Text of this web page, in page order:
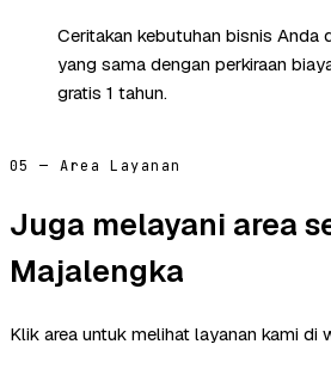
Ceritakan kebutuhan bisnis Anda
yang sama dengan perkiraan
gratis 1 tahun.
05 — Area Layanan
Juga melayani area
Majalengka
Klik area untuk melihat layanan kami di